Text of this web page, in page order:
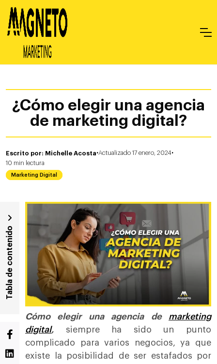
¿Cómo elegir una agencia
de marketing digital?
Escrito por: Michelle Acosta·Actualizado 17 enero, 2024·
10 min lectura
Marketing Digital
Tabla de contenido
Cómo elegir una agencia de marketing
digital, siempre ha sido un punto
complicado para varios negocios, ya que
existe la posibilidad de ser estafados por